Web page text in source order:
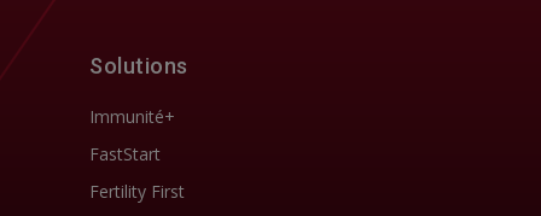
Solutions
Immunité+
FastStart
Fertility First